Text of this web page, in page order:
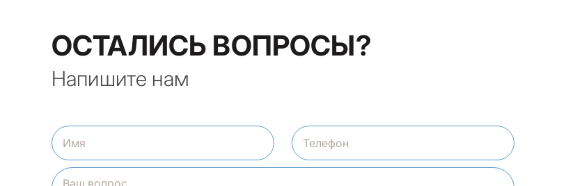
ОСТАЛИСЬ ВОПРОСЫ?
Напишите нам